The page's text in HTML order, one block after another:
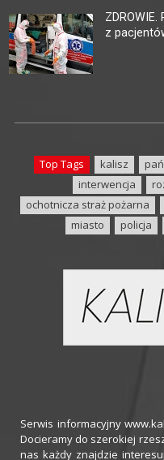
z
Top Tags kalisz
interwencja
ochotnicza straż pożarna
miasto
policja
Serwis informacyjny
Docieramy do szerokiej
nas każdy znajdzie